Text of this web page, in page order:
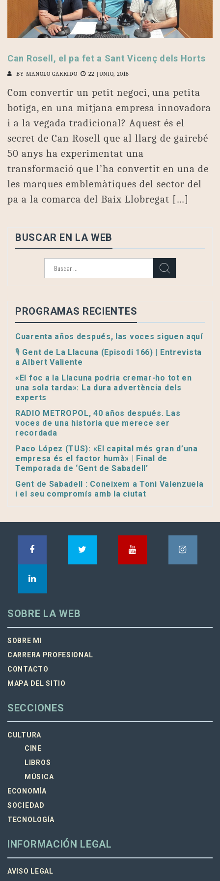
Can Rosell, el pa fet a Sant Vicenç dels Horts
BY MANOLO GARRIDO 22 JUNIO, 2018
Com convertir un petit negoci, una petita
botiga, en una mitjana empresa innovadora
i a la vegada tradicional? Aquest és el
secret de Can Rosell que al llarg de gairebé
50 anys ha experimentat una
transformació que l’ha convertit en una de
les marques emblemàtiques del sector del
pa a la comarca del Baix Llobregat […]
BUSCAR EN LA WEB
PROGRAMAS RECIENTES
Cuarenta años después, las voces siguen aquí
🎙️ Gent de La Llacuna (Episodi 166) | Entrevista
a Albert Valiente
«El foc a la Llacuna podria cremar-ho tot en
una sola tarda»: La dura advertència dels
experts
RADIO METROPOL, 40 años después. Las
voces de una historia que merece ser
recordada
Paco López (TUS): «El capital més gran d’una
empresa és el factor humà» | Final de
Temporada de ‘Gent de Sabadell’
Gent de Sabadell : Coneixem a Toni Valenzuela
i el seu compromís amb la ciutat
SOBRE LA WEB
SOBRE MI
CARRERA PROFESIONAL
CONTACTO
MAPA DEL SITIO
SECCIONES
CULTURA
CINE
LIBROS
MÚSICA
ECONOMÍA
SOCIEDAD
TECNOLOGÍA
INFORMACIÓN LEGAL
AVISO LEGAL